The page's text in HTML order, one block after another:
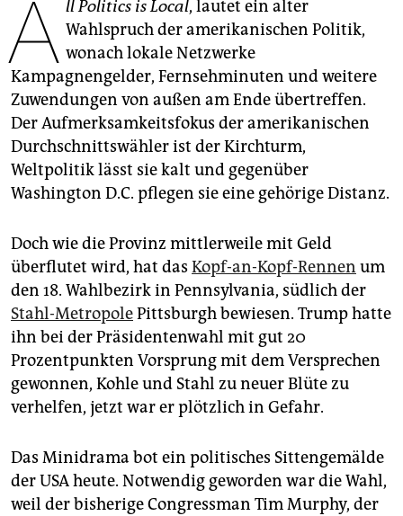
unterstützen
abo
genossenschaft
epaper login
A ll Politics is Local, lautet ein alter
Wahlspruch der amerikanischen Politik,
wonach lokale Netzwerke
Kampagnengelder, Fernsehminuten und weitere
Zuwendungen von außen am Ende übertreffen.
Der Aufmerksamkeitsfokus der amerikanischen
Durchschnittswähler ist der Kirchturm,
Weltpolitik lässt sie kalt und gegenüber
Washington D.C. pflegen sie eine gehörige Distanz.
Doch wie die Provinz mittlerweile mit Geld
überflutet wird, hat das Kopf-an-Kopf-Rennen um
den 18. Wahlbezirk in Pennsylvania, südlich der
Stahl-MetropolePittsburgh bewiesen. Trump hatte
ihn bei der Präsidentenwahl mit gut 20
Prozentpunkten Vorsprung mit dem Versprechen
gewonnen, Kohle und Stahl zu neuer Blüte zu
verhelfen, jetzt war er plötzlich in Gefahr.
Das Minidrama bot ein politisches Sittengemälde
der USA heute. Notwendig geworden war die Wahl,
weil der bisherige Congressman Tim Murphy, der